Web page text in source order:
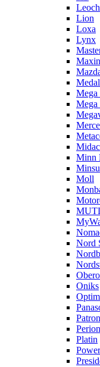
Leoch
Lion
Loxa
Lynx
Mega
Mega
Midac
Minn
Minsu
Moll
Nord
Oniks
Patron
Perion
Platin